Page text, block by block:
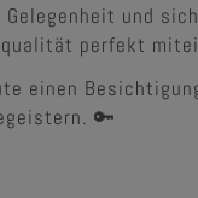
und
perfekt
einen
🔑